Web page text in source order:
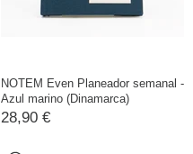
NOTEM Even Planeador semanal -
Azul marino (Dinamarca)
28,90 €